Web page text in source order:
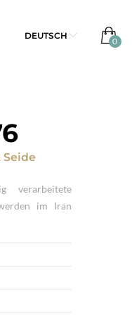
DEUTSCH
Seide
verarbeitete
im Iran